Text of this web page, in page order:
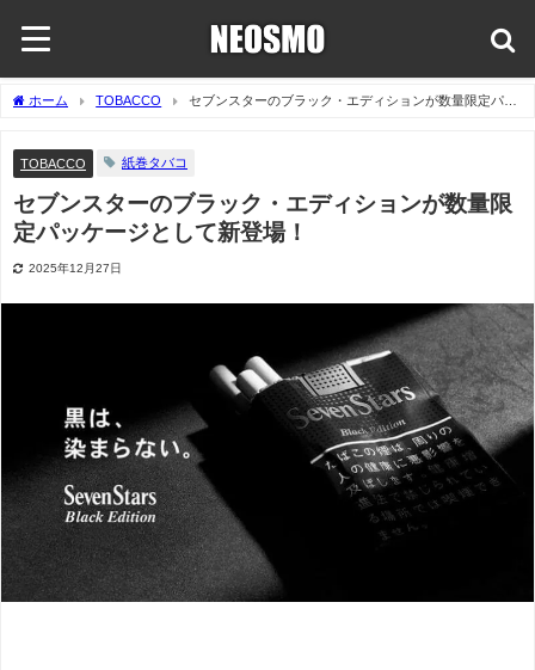
ホーム TOBACCO
セブンスターのブラック・エディションが数量限定パッ
TOBACCO 紙巻タバコ
セブンスターのブラック・エディションが数量限
定パッケージとして新登場！
2025年12月27日